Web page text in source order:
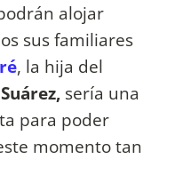
alojar
sus familiares
, la hija del
sería una
para poder
momento tan